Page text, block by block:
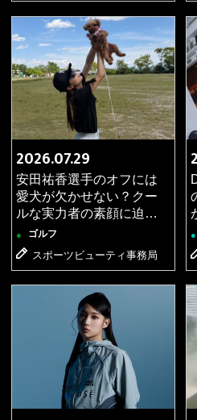
レー】
2026.06.26 ● ブレイキン
【第5弾】KOSÉ 8ROCKS「
のオフショットを公開！
2026.06.25 ● ブレイキン
【記事更新】日本が世界に誇
用アイテムとは？【トップ
身】
2026.06.23
【第4弾】KOSÉ 8ROCKS「
のオフショットを公開！
2026.06.17 ● ゴルフ
【記事更新】河本結選手の性
新メジャー女王の素顔に迫る
リレー】
2026.06.17 ● ブレイキン
2026.07.29
安田祐香選手のオフには
愛犬が欠かせない？クー
ルな実力者の素顔に迫
る！【女子ゴルファー質
問リレー】
● ゴルフ
スポーツビューティ事務局
●